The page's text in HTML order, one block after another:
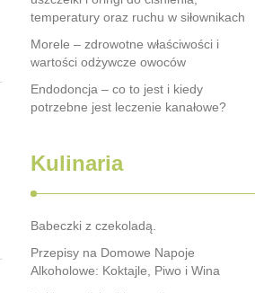
temperatury oraz ruchu w siłownikach
Morele – zdrowotne właściwości i
wartości odżywcze owoców
Endodoncja – co to jest i kiedy
potrzebne jest leczenie kanałowe?
Kulinaria
Babeczki z czekoladą.
Przepisy na Domowe Napoje
Alkoholowe: Koktajle, Piwo i Wina